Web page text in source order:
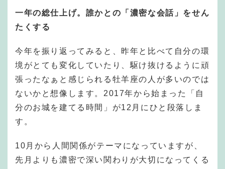
一年の総仕上げ。誰かとの「濃密な会話」をせん
たくする
今年を振り返ってみると、昨年と比べて自分の環
境がとても変化していたり、駆け抜けるように頑
張ったなぁと感じられる牡羊座の人が多いのでは
ないかと想像します。2017年から始まった「自
分のお城を建てる時間」が12月にひと段落しま
す。
10月から人間関係がテーマになっていますが、
先月よりも濃密で深い関わりが大切になってくる